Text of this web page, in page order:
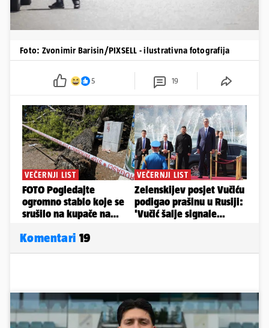
Foto: Zvonimir Barisin/PIXSELL - ilustrativna fotografija
5 19
Komentari 19